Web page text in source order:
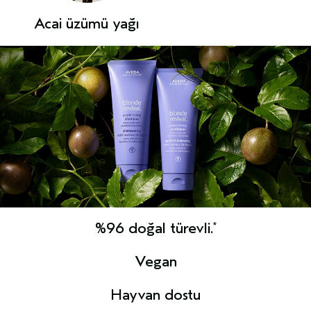
Acai üzümü yağı
%96 doğal türevli.*
Vegan
Hayvan dostu